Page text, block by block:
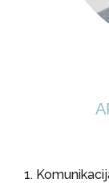
1.